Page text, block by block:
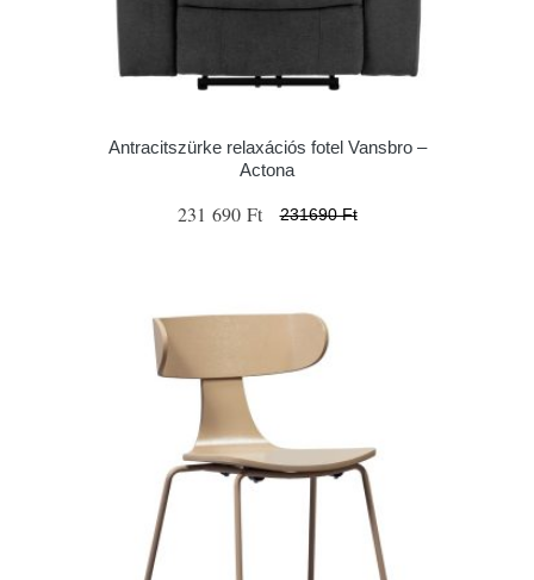
Antracitszürke relaxációs fotel Vansbro –
Actona
231 690 Ft 231690 Ft